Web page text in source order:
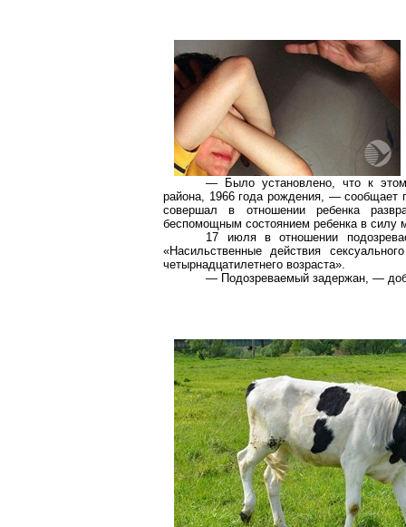
— Было установлено, что к
района, 1966 года рождения, — сообщает
совершал в отношении ребенка
беспомощным состоянием ребенка в силу
17 июля в отношении
«Насильственные действия
четырнадцатилетнего возраста».
— Подозреваемый задержан, —